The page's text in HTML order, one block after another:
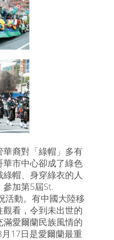
華裔對「綠帽」多有
市中心卻成了綠色
帽、身穿綠衣的人
加第5屆St.
活動。有中國大陸移
看，令到未出世的
滿愛爾蘭民族風情的
17日是愛爾蘭最重